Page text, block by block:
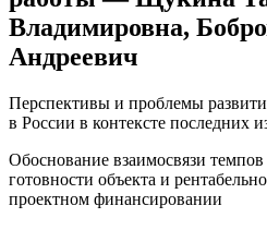
Владимировна,
Андреевич
Перспективы и проблемы
в России в контексте последних
Обоснование взаимосвязи
готовности объекта и
проектном финансировании